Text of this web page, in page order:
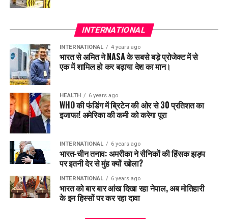
INTERNATIONAL
INTERNATIONAL 4 years ago
भारत से अमित ने NASA के सबसे बड़े प्रोजेक्ट में से
एक में शामिल हो कर बढ़ाया देश का मान।
HEALTH 6 years ago
WHO की फंडिंग में ब्रिटेन की ओर से 30 प्रतिशत का
इजाफा! अमेरिका की कमी को करेगा पूरा
INTERNATIONAL 6 years ago
भारत-चीन तनाव: अमरीका ने सैनिकों की हिंसक झड़प
पर इतनी देर से मुंह क्यों खोला?
INTERNATIONAL 6 years ago
भारत को बार बार आंख दिखा रहा नेपाल, अब मोतिहारी
के इन हिस्सों पर कर रहा दावा